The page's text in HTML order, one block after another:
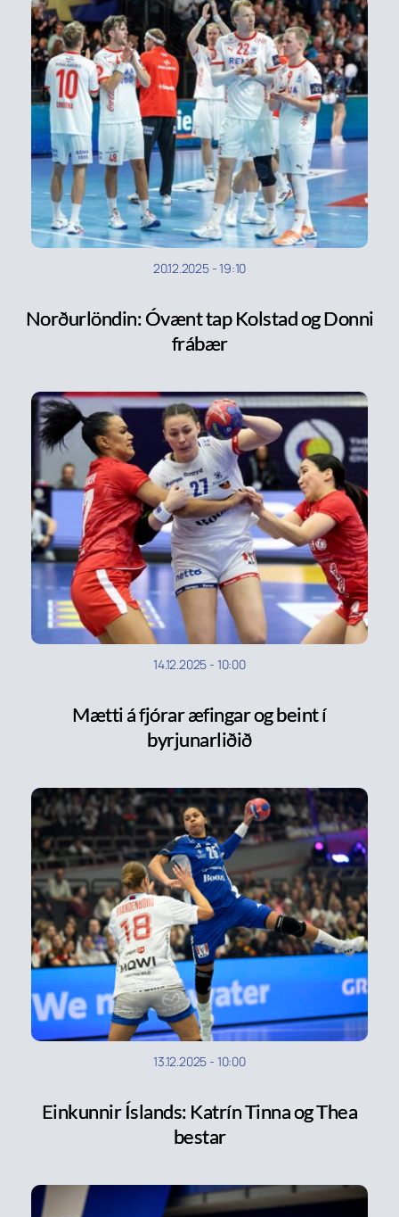
20.12.2025-19:10
Norðurlöndin: Óvænt tap Kolstad og Donni
frábær
14.12.2025 - 10:00
Mætti á fjórar æfingar og beint í
byrjunarliðið
13.12.2025 - 10:00
Einkunnir Íslands: Katrín Tinna og Thea
bestar